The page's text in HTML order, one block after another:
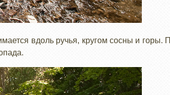
вдоль ручья, кругом сосны и